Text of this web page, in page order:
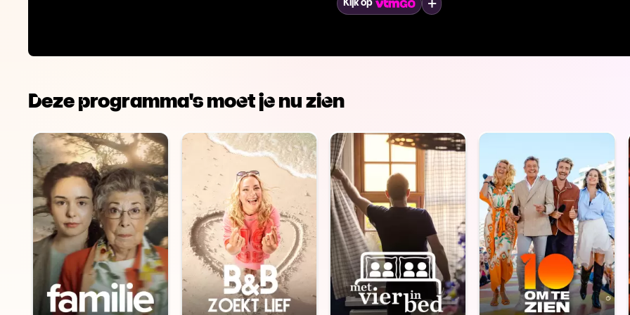
Kijk op
Deze programma's moet je nu zien